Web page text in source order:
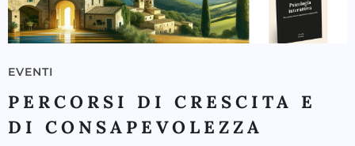
EVENTI
PERCORSI DI CRESCITA E
DI CONSAPEVOLEZZA